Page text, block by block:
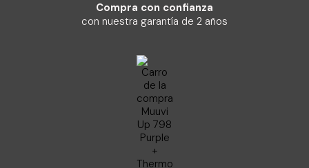
Compra con confianza
con nuestra garantía de 2 años